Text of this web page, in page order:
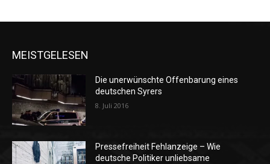
MEISTGELESEN
Die unerwünschte Offenbarung eines
deutschen Syrers
8. Juli 2016
Pressefreiheit Fehlanzeige – Wie
deutsche Politiker unliebsame